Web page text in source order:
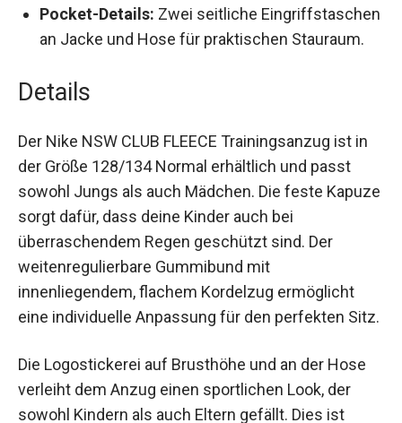
Eingriffstaschen an Jacke und Hose für
praktischen Stauraum.
Details
Der Nike NSW CLUB FLEECE Trainingsanzug ist in
der Größe 128/134 Normal erhältlich und passt
sowohl Jungs als auch Mädchen. Die feste
Kapuze sorgt dafür, dass deine Kinder auch bei
überraschendem Regen geschützt sind. Der
weitenregulierbare Gummibund mit
innenliegendem, flachem Kordelzug ermöglicht
eine individuelle Anpassung für den perfekten
Die Logostickerei auf Brusthöhe und an der Hose